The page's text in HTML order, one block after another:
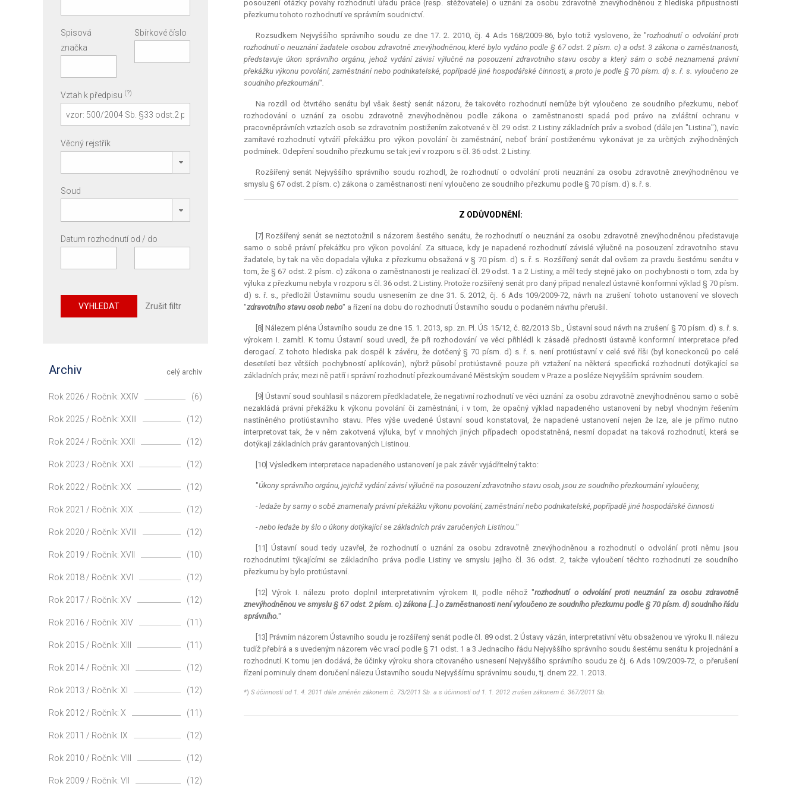
posouzení otázky povahy rozhodnutí úřadu práce (resp. stěžovatele) o uznání za osobu zdravotně znevýhodněnou z hlediska přípustnosti
přezkumu tohoto rozhodnutí ve správním soudnictví.
Rozsudkem Nejvyššího správního soudu ze dne 17. 2. 2010, čj. 4 Ads 168/2009-86, bylo totiž vysloveno, že "rozhodnutí o odvolání proti
rozhodnutí o neuznání žadatele osobou zdravotně znevýhodněnou, které bylo vydáno podle § 67 odst. 2 písm. c) a odst. 3 zákona o zaměstnanosti,
představuje úkon správního orgánu, jehož vydání závisí výlučně na posouzení zdravotního stavu osoby a který sám o sobě neznamená právní
překážku výkonu povolání, zaměstnání nebo podnikatelské, popřípadě jiné hospodářské činnosti, a proto je podle § 70 písm. d) s. ř. s. vyloučeno ze
soudního přezkoumání".
Na rozdíl od čtvrtého senátu byl však šestý senát názoru, že takovéto rozhodnutí nemůže být vyloučeno ze soudního přezkumu, neboť
rozhodování o uznání za osobu zdravotně znevýhodněnou podle zákona o zaměstnanosti spadá pod právo na zvláštní ochranu v
pracovněprávních vztazích osob se zdravotním postižením zakotvené v čl. 29 odst. 2 Listiny základních práv a svobod (dále jen "Listina"), navíc
zamítavé rozhodnutí vytváří překážku pro výkon povolání či zaměstnání, neboť brání postiženému vykonávat je za určitých zvýhodněných
podmínek. Odepření soudního přezkumu se tak jeví v rozporu s čl. 36 odst. 2 Listiny.
Rozšířený senát Nejvyššího správního soudu rozhodl, že rozhodnutí o odvolání proti neuznání za osobu zdravotně znevýhodněnou ve
smyslu § 67 odst. 2 písm. c) zákona o zaměstnanosti není vyloučeno ze soudního přezkumu podle § 70 písm. d) s. ř. s.
Z ODŮVODNĚNÍ:
[7] Rozšířený senát se neztotožnil s názorem šestého senátu, že rozhodnutí o neuznání za osobu zdravotně znevýhodněnou představuje
samo o sobě právní překážku pro výkon povolání. Za situace, kdy je napadené rozhodnutí závislé výlučně na posouzení zdravotního stavu
žadatele, by tak na věc dopadala výluka z přezkumu obsažená v § 70 písm. d) s. ř. s. Rozšířený senát dal ovšem za pravdu šestému senátu v
tom, že § 67 odst. 2 písm. c) zákona o zaměstnanosti je realizací čl. 29 odst. 1 a 2 Listiny, a měl tedy stejně jako on pochybnosti o tom, zda by
výluka z přezkumu nebyla v rozporu s čl. 36 odst. 2 Listiny. Protože rozšířený senát pro daný případ nenalezl ústavně konformní výklad § 70 písm.
d) s. ř. s., předložil Ústavnímu soudu usnesením ze dne 31. 5. 2012, čj. 6 Ads 109/2009-72, návrh na zrušení tohoto ustanovení ve slovech
"zdravotního stavu osob nebo" a řízení na dobu do rozhodnutí Ústavního soudu o podaném návrhu přerušil.
[8] Nálezem pléna Ústavního soudu ze dne 15. 1. 2013, sp. zn. Pl. ÚS 15/12, č. 82/2013 Sb., Ústavní soud návrh na zrušení § 70 písm. d) s. ř. s.
výrokem I. zamítl. K tomu Ústavní soud uvedl, že při rozhodování ve věci přihlédl k zásadě přednosti ústavně konformní interpretacepřed
derogací. Z tohoto hlediska pak dospěl k závěru, že dotčený § 70 písm. d) s. ř. s. není protiústavní v celé své říši (byl koneckonců po celé
desetiletí bez větších pochybností aplikován), nýbrž působí protiústavně pouze při vztažení na některá specifická rozhodnutí dotýkající se
základních práv; mezi ně patří i správní rozhodnutí přezkoumávané Městským soudem v Praze a posléze Nejvyšším správním soudem.
[9] Ústavní soud souhlasil s názorem předkladatele, že negativní rozhodnutí ve věci uznání za osobu zdravotně znevýhodněnou samo o sobě
nezakládá právní překážku k výkonu povolání či zaměstnání, i v tom, že opačný výklad napadeného ustanovení by nebyl vhodným řešením
nastíněného protiústavního stavu. Přes výše uvedené Ústavní soud konstatoval, že napadené ustanovení nejen že lze, ale je přímo nutno
interpretovat tak, že v něm zakotvená výluka, byť v mnohých jiných případech opodstatněná, nesmí dopadat na taková rozhodnutí, která se
dotýkají základních práv garantovaných Listinou.
[10] Výsledkem interpretacenapadeného ustanovení je pak závěr vyjádřitelný takto:
"Úkony správního orgánu, jejichž vydání závisí výlučně na posouzení zdravotního stavu osob, jsou ze soudního přezkoumání vyloučeny,
- ledaže by samy o sobě znamenaly právní překážku výkonu povolání, zaměstnání nebo podnikatelské, popřípadě jiné hospodářské činnosti
- nebo ledaže by šlo o úkony dotýkající se základních práv zaručených Listinou."
[11] Ústavní soud tedy uzavřel, že rozhodnutí o uznání za osobu zdravotně znevýhodněnou a rozhodnutí o odvolání proti němu jsou
rozhodnutími týkajícími se základního práva podle Listiny ve smyslu jejího čl. 36 odst. 2, takže vyloučení těchto rozhodnutí ze soudního
přezkumu by bylo protiústavní.
[12] Výrok I. nálezu proto doplnil interpretativním výrokem II, podle něhož "rozhodnutí o odvolání proti neuznání za osobu zdravotně
znevýhodněnou ve smyslu § 67 odst. 2 písm. c) zákona [...] o zaměstnanosti není vyloučeno ze soudního přezkumu podle § 70 písm. d) soudního řádu
správního."
[13] Právním názorem Ústavního soudu je rozšířený senát podle čl. 89 odst. 2 Ústavy vázán, interpretativní větu obsaženou ve výroku II. nálezu
tudíž přebírá a s uvedeným názorem věc vrací podle § 71 odst. 1 a 3 Jednacího řádu Nejvyššího správního soudu šestému senátu k projednání a
rozhodnutí. K tomu jen dodává, že účinky výroku shora citovaného usnesení Nejvyššího správního soudu ze čj. 6 Ads 109/2009-72, o přerušení
řízení pominuly dnem doručení nálezu Ústavního soudu Nejvyššímu správnímu soudu, tj. dnem 22. 1. 2013.
*) S účinností od 1. 4. 2011 dále změněn zákonem č. 73/2011 Sb. a s účinností od 1. 1. 2012 zrušen zákonem č. 367/2011 Sb.
Spisová
značka
Sbírkové číslo
Vztah k předpisu (?)
Věcný rejstřík
Soud
Datum rozhodnutí od / do
VYHLEDAT Zrušit filtr
celý archiv
Archiv
Rok 2026 / Ročník: XXIV (6)
Rok 2025 / Ročník: XXIII (12)
Rok 2024 / Ročník: XXII (12)
Rok 2023 / Ročník: XXI (12)
Rok 2022 / Ročník: XX (12)
Rok 2021 / Ročník: XIX (12)
Rok 2020 / Ročník: XVIII (12)
Rok 2019 / Ročník: XVII (10)
Rok 2018 / Ročník: XVI (12)
Rok 2017 / Ročník: XV (12)
Rok 2016 / Ročník: XIV (11)
Rok 2015 / Ročník: XIII (11)
Rok 2014 / Ročník: XII (12)
Rok 2013 / Ročník: XI (12)
Rok 2012 / Ročník: X (11)
Rok 2011 / Ročník: IX (12)
Rok 2010 / Ročník: VIII (12)
Rok 2009 / Ročník: VII (12)